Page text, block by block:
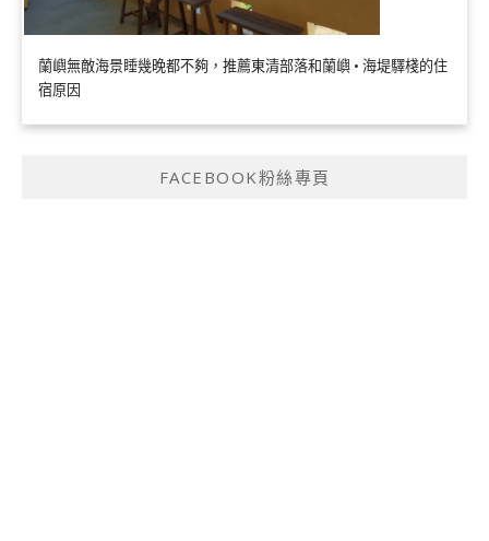
蘭嶼無敵海景睡幾晚都不夠，推薦東清部落和蘭嶼 • 海堤驛棧的住
宿原因
FACEBOOK粉絲專頁